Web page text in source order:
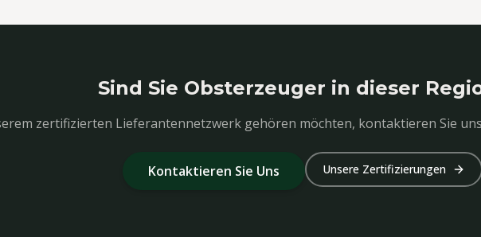
Sind Sie Obsterzeuger in dieser
zertifizierten Lieferantennetzwerk gehören möchten, kontaktieren Sie
Kontaktieren Sie Uns Unsere Zertifizierungen